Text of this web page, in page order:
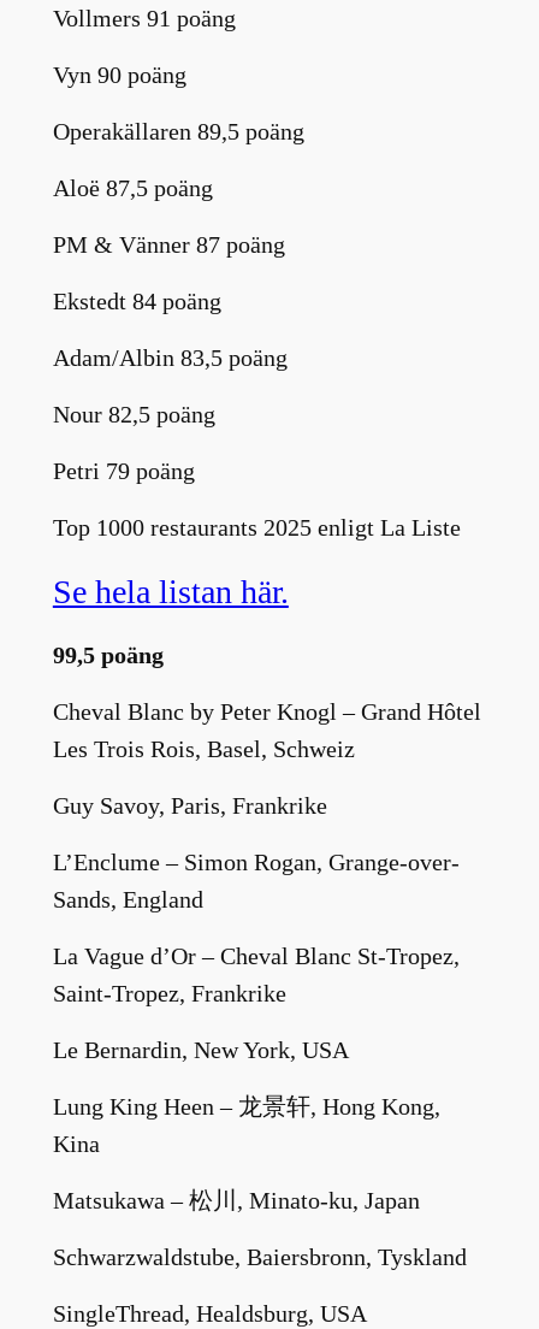
Vollmers 91 poäng
Vyn 90 poäng
Operakällaren 89,5 poäng
Aloë 87,5 poäng
PM & Vänner 87 poäng
Ekstedt 84 poäng
Adam/Albin 83,5 poäng
Nour 82,5 poäng
Petri 79 poäng
Top 1000 restaurants 2025 enligt La Liste
Se hela listan här.
99,5 poäng
Cheval Blanc by Peter Knogl – Grand Hôtel
Les Trois Rois, Basel, Schweiz
Guy Savoy, Paris, Frankrike
L’Enclume – Simon Rogan, Grange-over-
Sands, England
La Vague d’Or – Cheval Blanc St-Tropez,
Saint-Tropez, Frankrike
Le Bernardin, New York, USA
Lung King Heen – 龙景轩, Hong Kong,
Kina
Matsukawa – 松川, Minato-ku, Japan
Schwarzwaldstube, Baiersbronn, Tyskland
SingleThread, Healdsburg, USA